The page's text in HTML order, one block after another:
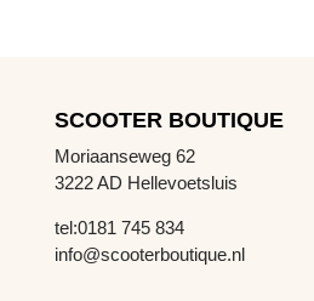
SCOOTER BOUTIQUE
Moriaanseweg 62
3222 AD Hellevoetsluis
tel:0181 745 834
info@scooterboutique.nl